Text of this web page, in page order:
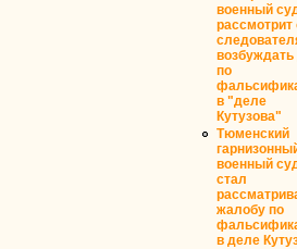
военный
рассмотрит
по
в "деле
Кутузова"
Тюменский
военный
стал
жалобу по
в деле